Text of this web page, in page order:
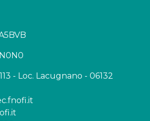
- Loc. Lacugnano - 06132